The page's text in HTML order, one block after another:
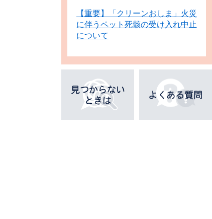
【重要】「クリーンおしま」火災
に伴うペット死骸の受け入れ中止
について